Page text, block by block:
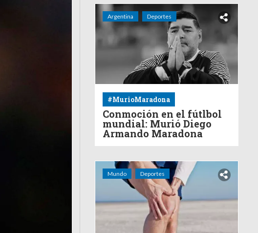
Argentina Deportes
#MurioMaradona
Conmoción en el fútlbol
mundial: Murió Diego
Armando Maradona
Mundo Deportes